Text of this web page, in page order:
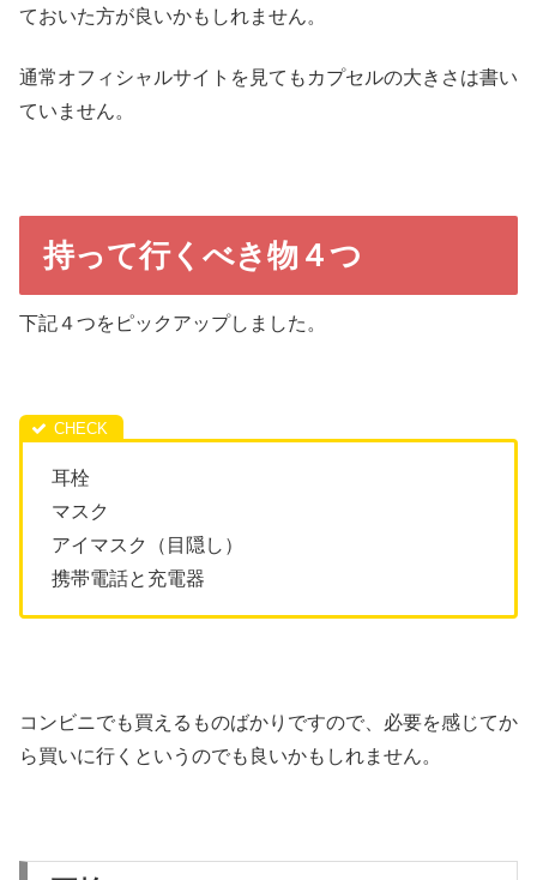
ておいた方が良いかもしれません。
通常オフィシャルサイトを見てもカプセルの大きさは書い
ていません。
持って行くべき物４つ
下記４つをピックアップしました。
耳栓
マスク
アイマスク（目隠し）
携帯電話と充電器
コンビニでも買えるものばかりですので、必要を感じてか
ら買いに行くというのでも良いかもしれません。